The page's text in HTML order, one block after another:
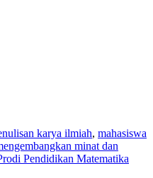
karya ilmiah, mahasiswa
minat dan
Pendidikan Matematika